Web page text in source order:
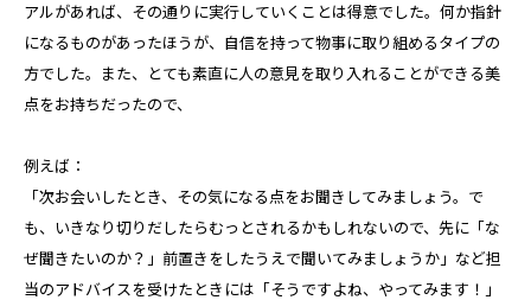
アルがあれば、その通りに実行していくことは得意でした。何か指針
になるものがあったほうが、自信を持って物事に取り組めるタイプの
方でした。また、とても素直に人の意見を取り入れることができる美
点をお持ちだったので、
例えば：
「次お会いしたとき、その気になる点をお聞きしてみましょう。で
も、いきなり切りだしたらむっとされるかもしれないので、先に「な
ぜ聞きたいのか？」前置きをしたうえで聞いてみましょうか」など担
当のアドバイスを受けたときには「そうですよね、やってみます！」